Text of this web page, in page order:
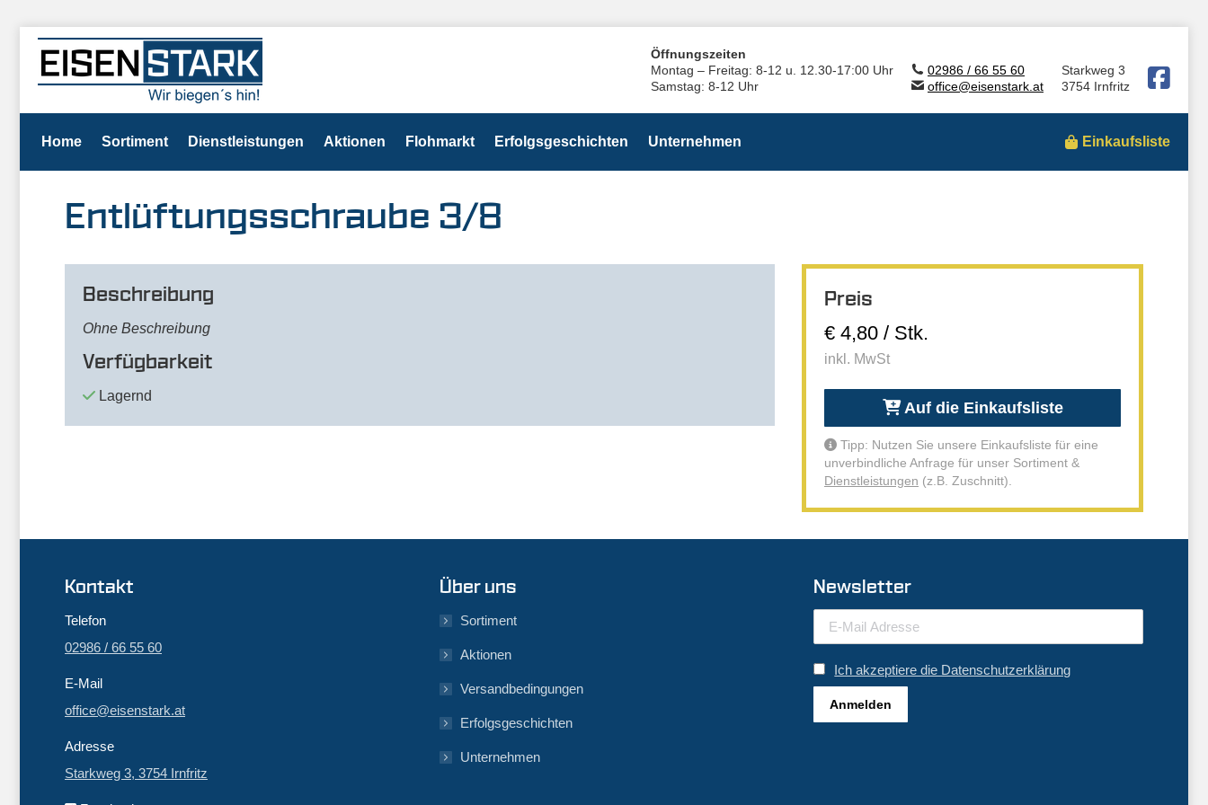
Öffnungszeiten
Montag – Freitag: 8-12 u. 12.30-17:00 Uhr
Samstag: 8-12 Uhr
02986 / 66 55 60
office@eisenstark.at
Starkweg 3
3754 Irnfritz
Home Sortiment Dienstleistungen Aktionen Flohmarkt Erfolgsgeschichten Unternehmen Einkaufsliste
Entlüftungsschraube 3/8
Beschreibung
Ohne Beschreibung
Verfügbarkeit
Lagernd
Preis
€ 4,80 / Stk.
inkl. MwSt
Auf die Einkaufsliste
Tipp: Nutzen Sie unsere Einkaufsliste für eine
unverbindliche Anfrage für unser Sortiment &
Dienstleistungen (z.B. Zuschnitt).
Kontakt
Telefon
02986 / 66 55 60
E-Mail
office@eisenstark.at
Adresse
Starkweg 3, 3754 Irnfritz
Über uns
Sortiment
Aktionen
Versandbedingungen
Erfolgsgeschichten
Unternehmen
Newsletter
Ich akzeptiere die Datenschutzerklärung